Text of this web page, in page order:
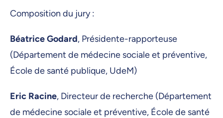
Composition du jury :
Béatrice Godard, Présidente-rapporteuse
(Département de médecine sociale et préventive,
École de santé publique, UdeM)
Eric Racine, Directeur de recherche (Département
de médecine sociale et préventive, École de santé